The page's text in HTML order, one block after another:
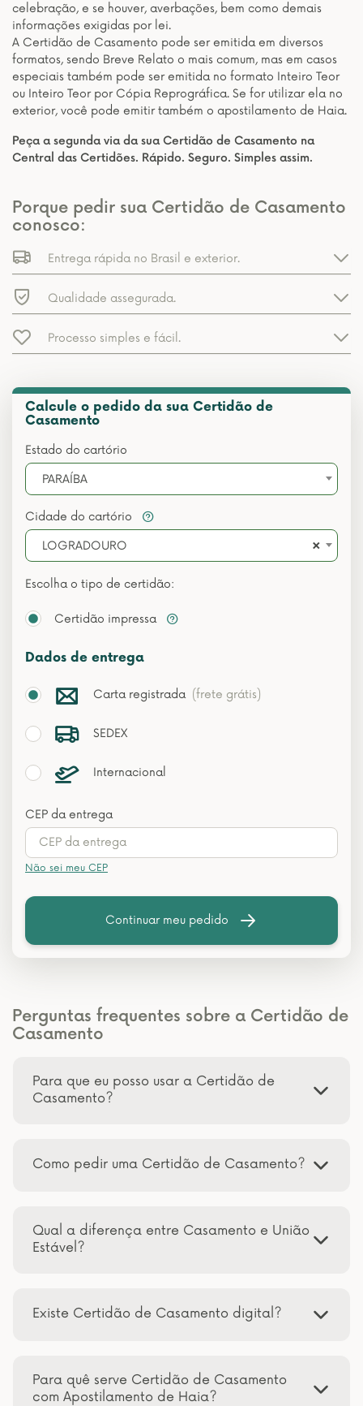
celebração, e se houver, averbações, bem como demais
informações exigidas por lei.
A Certidão de Casamento pode ser emitida em diversos
formatos, sendo Breve Relato o mais comum, mas em casos
especiais também pode ser emitida no formato Inteiro Teor
ou Inteiro Teor por Cópia Reprográfica. Se for utilizar ela no
exterior, você pode emitir também o apostilamento de Haia.
Peça a segunda via da sua Certidão de Casamento na
Central das Certidões. Rápido. Seguro. Simples assim.
Porque pedir sua Certidão de Casamento
conosco:
Entrega rápida no Brasil e exterior.
Qualidade assegurada.
Processo simples e fácil.
Calcule o pedido da sua Certidão de
Casamento
Estado do cartório
PARAÍBA
Cidade do cartório
×
LOGRADOURO
Escolha o tipo de certidão:
Certidão impressa
Dados de entrega
Carta registrada (frete grátis)
SEDEX
Internacional
CEP da entrega
Não sei meu CEP
Continuar meu pedido
Perguntas frequentes sobre a Certidão de
Casamento
Para que eu posso usar a Certidão de
Casamento?
Como pedir uma Certidão de Casamento?
Qual a diferença entre Casamento e União
Estável?
Existe Certidão de Casamento digital?
Para quê serve Certidão de Casamento
com Apostilamento de Haia?